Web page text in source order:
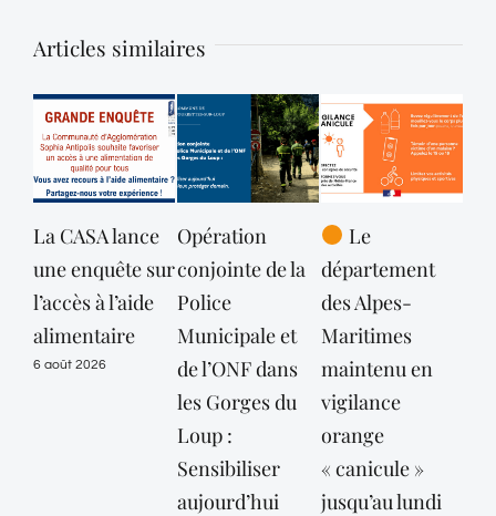
Articles similaires
La CASA lance
une enquête sur
l’accès à l’aide
alimentaire
6 août 2026
Opération
conjointe de la
Police
Municipale et
de l’ONF dans
les Gorges du
Loup :
Sensibiliser
aujourd’hui
Le
département
des Alpes-
Maritimes
maintenu en
vigilance
orange
« canicule »
jusqu’au lundi